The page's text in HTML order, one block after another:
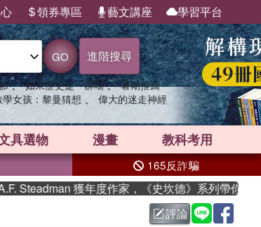
領券專區 藝文講座 學習平台
GO 進階搜尋
、 如果歷史是一群喵 、 暑期推薦
學女孩：黎曼猜想 、 偉大的迷走神經
具選物 漫畫 教科考用
165反詐騙
獲年度作家，《史坎德》系列帶你踏上熱血奇幻
評論